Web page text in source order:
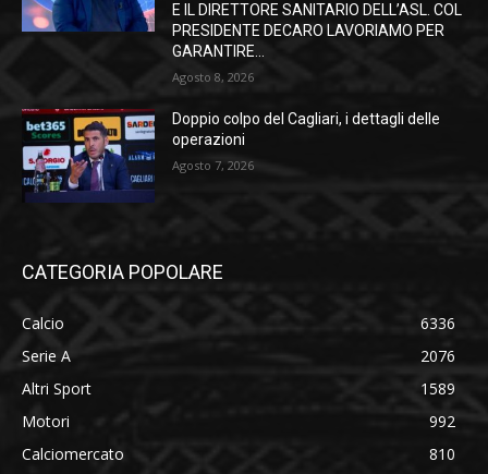
E IL DIRETTORE SANITARIO DELL’ASL. COL
PRESIDENTE DECARO LAVORIAMO PER
GARANTIRE...
Agosto 8, 2026
Doppio colpo del Cagliari, i dettagli delle
operazioni
Agosto 7, 2026
CATEGORIA POPOLARE
Calcio
6336
Serie A
2076
Altri Sport
1589
Motori
992
Calciomercato
810